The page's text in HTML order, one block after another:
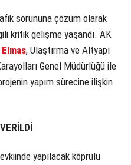
sorununa çözüm olarak
kritik gelişme yaşandı. AK
Elmas, Ulaştırma ve Altyapı
Genel Müdürlüğü ile
yapım sürecine ilişkin
yapılacak köprülü